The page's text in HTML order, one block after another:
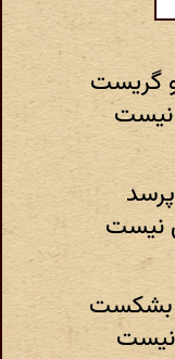
گریست
نیست
نیست
بشکست
نیست